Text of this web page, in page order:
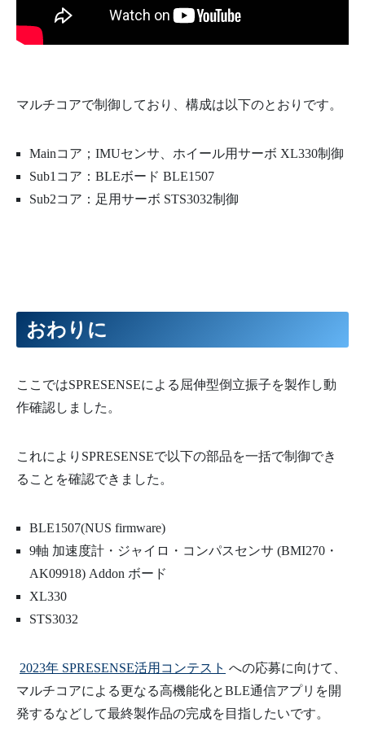
マルチコアで制御しており、構成は以下のとおりです。
Mainコア；IMUセンサ、ホイール用サーボ XL330制御
Sub1コア：BLEボード BLE1507
Sub2コア：足用サーボ STS3032制御
おわりに
ここではSPRESENSEによる屈伸型倒立振子を製作し動
作確認しました。
これによりSPRESENSEで以下の部品を一括で制御でき
ることを確認できました。
BLE1507(NUS firmware)
9軸 加速度計・ジャイロ・コンパスセンサ (BMI270・
AK09918) Addon ボード
XL330
STS3032
2023年 SPRESENSE活用コンテスト への応募に向けて、
マルチコアによる更なる高機能化とBLE通信アプリを開
発するなどして最終製作品の完成を目指したいです。